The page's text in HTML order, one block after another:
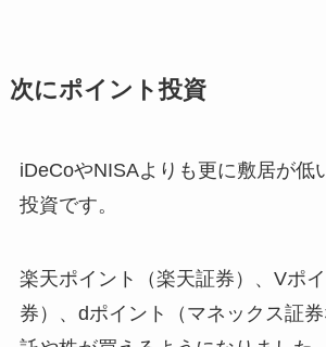
次にポイント投資
iDeCoやNISAよりも更に敷居が低
投資です。
楽天ポイント（楽天証券）、Vポ
券）、dポイント（マネックス証